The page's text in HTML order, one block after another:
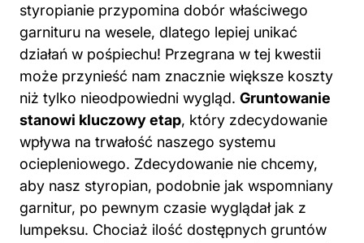
styropianie przypomina dobór właściwego
garnituru na wesele, dlatego lepiej unikać
działań w pośpiechu! Przegrana w tej kwestii
może przynieść nam znacznie większe koszty
niż tylko nieodpowiedni wygląd. Gruntowanie
stanowi kluczowy etap, który zdecydowanie
wpływa na trwałość naszego systemu
ociepleniowego. Zdecydowanie nie chcemy,
aby nasz styropian, podobnie jak wspomniany
garnitur, po pewnym czasie wyglądał jak z
lumpeksu. Chociaż ilość dostępnych gruntów